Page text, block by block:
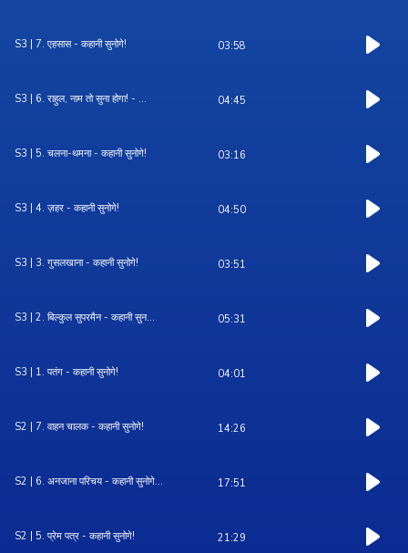
S3 | 7. एहसास - कहानी सुनोगे! 03:58
S3 | 6. राहुल, नाम तो सुना होगा! - ... 04:45
S3 | 5. चलना-थमना - कहानी सुनोगे! 03:16
S3 | 4. ज़हर - कहानी सुनोगे! 04:50
S3 | 3. गुसलखाना - कहानी सुनोगे! 03:51
S3 | 2. बिल्कुल सुपरमैन - कहानी सुन... 05:31
S3 | 1. पतंग - कहानी सुनोगे! 04:01
S2 | 7. वाहन चालक - कहानी सुनोगे! 14:26
S2 | 6. अनजाना परिचय - कहानी सुनोगे... 17:51
S2 | 5. प्रेम पत्र - कहानी सुनोगे! 21:29